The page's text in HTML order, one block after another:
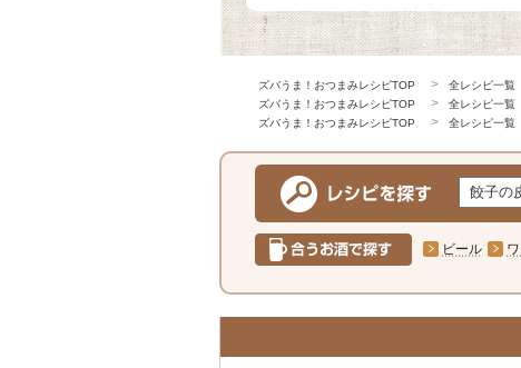
ズバうま！おつまみレシピTOP 全レシピ一覧
ズバうま！おつまみレシピTOP
全レシピ一覧
ズバうま！おつまみレシピTOP
全レシピ一覧
ビール